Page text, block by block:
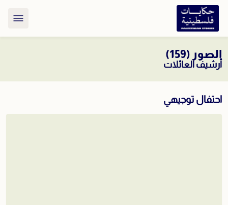
الصور (159)
أرشيف العائلات
احتفال توجيهي